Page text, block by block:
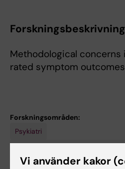
Forskningsbeskrivning
Methodological
rated symptom
Forskningsområden:
Psykiatri
aspekter under 30118 och
under 50907)
Vi använder kakor